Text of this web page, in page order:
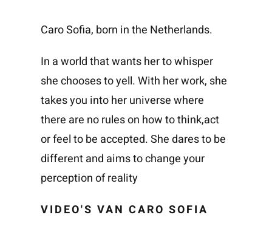
Caro Sofia, born in the Netherlands.
In a world that wants her to whisper
she chooses to yell. With her work, she
takes you into her universe where
there are no rules on how to think,act
or feel to be accepted. She dares to be
different and aims to change your
perception of reality
VIDEO'S VAN CARO SOFIA